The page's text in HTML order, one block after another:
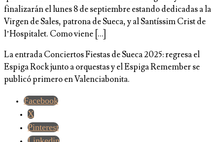
finalizarán el lunes 8 de septiembre estando dedicadas a la
Virgen de Sales, patrona de Sueca, y al Santíssim Crist de
l’Hospitalet. Como viene […]
La entrada Conciertos Fiestas de Sueca 2025: regresa el
Espiga Rock junto a orquestas y el Espiga Remember se
publicó primero en Valenciabonita.
Facebook
X
Pinterest